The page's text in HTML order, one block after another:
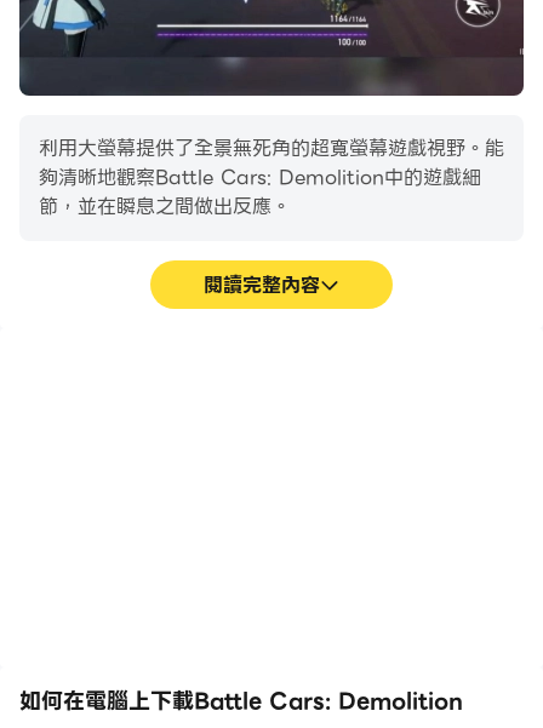
利用大螢幕提供了全景無死角的超寬螢幕遊戲視野。能
夠清晰地觀察Battle Cars: Demolition中的遊戲細
節，並在瞬息之間做出反應。
閱讀完整內容
如何在電腦上下載Battle Cars: Demolition